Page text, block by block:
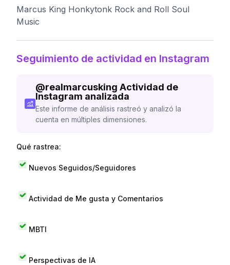
Marcus King Honkytonk Rock and Roll Soul
Music
Seguimiento de actividad en Instagram
@realmarcusking Actividad de
Instagram analizada
Este informe de análisis rastreó y analizó la
cuenta en múltiples dimensiones.
Qué rastrea:
Nuevos Seguidos/Seguidores
Actividad de Me gusta y Comentarios
MBTI
Perspectivas de IA